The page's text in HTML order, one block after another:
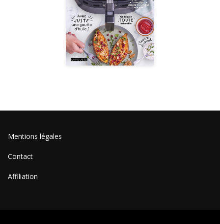
Mentions légales
Contact
Affiliation